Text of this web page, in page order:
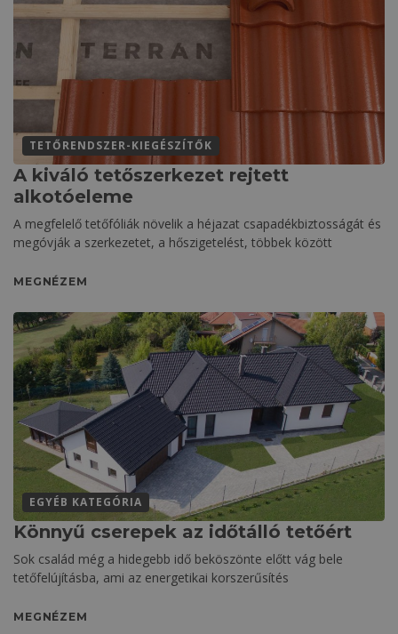
TETŐRENDSZER-KIEGÉSZÍTŐK
A kiváló tetőszerkezet rejtett
alkotóeleme
A megfelelő tetőfóliák növelik a héjazat csapadékbiztosságát és
megóvják a szerkezetet, a hőszigetelést, többek között
MEGNÉZEM
EGYÉB KATEGÓRIA
Könnyű cserepek az időtálló tetőért
Sok család még a hidegebb idő beköszönte előtt vág bele
tetőfelújításba, ami az energetikai korszerűsítés
MEGNÉZEM